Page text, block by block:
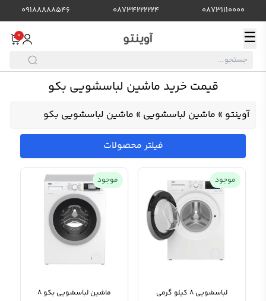
08731110000
08734222224
09188888546
☰
0
قیمت خرید ماشین لباسشویی بکو
آوینتو » ماشین لباسشویی » ماشین لباسشویی بکو
فیلتر محصولات
موجود
لباسشویی 8 کیلو گرمی
موجود
ماشین لباسشویی بکو 8